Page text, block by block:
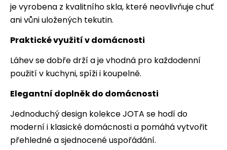
je vyrobena z kvalitního skla, které neovlivňuje chuť
ani vůni uložených tekutin.
Praktické využití v domácnosti
Láhev se dobře drží a je vhodná pro každodenní
použití v kuchyni, spíži i koupelně.
Elegantní doplněk do domácnosti
Jednoduchý design kolekce JOTA se hodí do
moderní i klasické domácnosti a pomáhá vytvořit
přehledné a sjednocené uspořádání.